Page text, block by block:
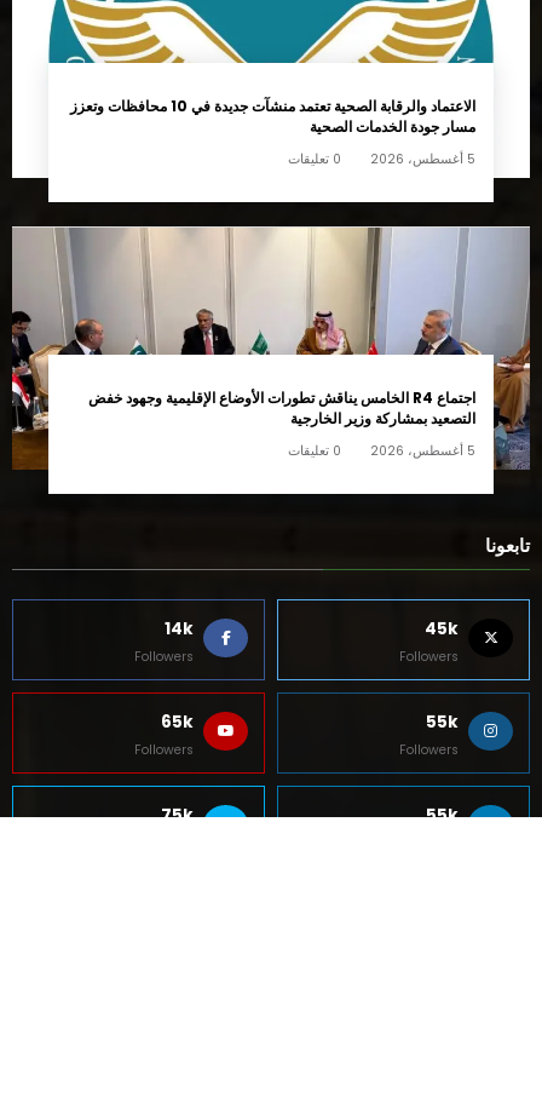
الاعتماد والرقابة الصحية تعتمد منشآت جديدة في 10 محافظات وتعزز
مسار جودة الخدمات الصحية
5 أغسطس، 2026 0 تعليقات
اجتماع R4 الخامس يناقش تطورات الأوضاع الإقليمية وجهود خفض
التصعيد بمشاركة وزير الخارجية
5 أغسطس، 2026 0 تعليقات
تابعونا
45k
Followers
14k
Followers
55k
Followers
65k
Followers
55k
75k